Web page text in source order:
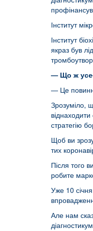
Інститут
Інститут
якраз був
— Що ж усе-
— Це
Зрозуміло,
стратегію
Щоб ви
тих
Після того
робите
Уже 10
Але нам